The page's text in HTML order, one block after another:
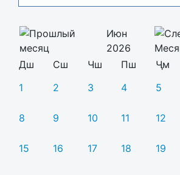
Июн
2026
Дш
Сш Чш Пш Ҷм
1
2 3 4 5
8 9 10 11 12
15 16 17 18 19